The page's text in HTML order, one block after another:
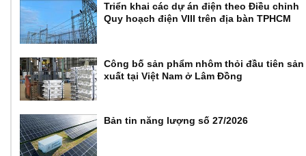
Triển khai các dự án điện theo Điều chỉnh
Quy hoạch điện VIII trên địa bàn TPHCM
Công bố sản phẩm nhôm thỏi đầu tiên sản
xuất tại Việt Nam ở Lâm Đồng
Bản tin năng lượng số 27/2026